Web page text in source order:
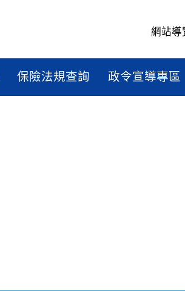
網站導
保險法規查詢 政令宣導專區